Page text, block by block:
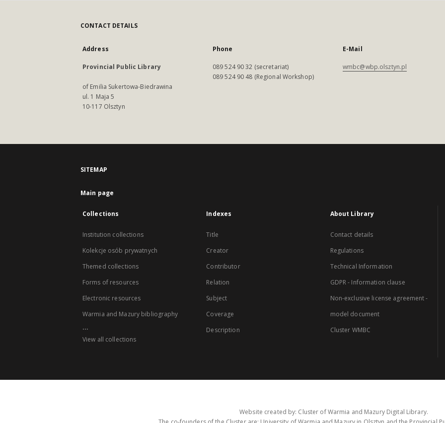
CONTACT DETAILS
Address
Provincial Public Library
of Emilia Sukertowa-Biedrawina
ul. 1 Maja 5
10-117 Olsztyn
Phone
089 524 90 32 (secretariat)
089 524 90 48 (Regional Workshop)
E-Mail
wmbc@wbp.olsztyn.pl
SITEMAP
Main page
Collections
Institution collections
Kolekcje osób prywatnych
Themed collections
Forms of resources
Electronic resources
Warmia and Mazury bibliography
...
View all collections
Indexes
Title
Creator
Contributor
Relation
Subject
Coverage
Description
About Library
Contact details
Regulations
Technical Information
GDPR - Information clause
Non-exclusive license agreement -
model document
Cluster WMBC
Website created by: Cluster of Warmia and Mazury Digital Library.